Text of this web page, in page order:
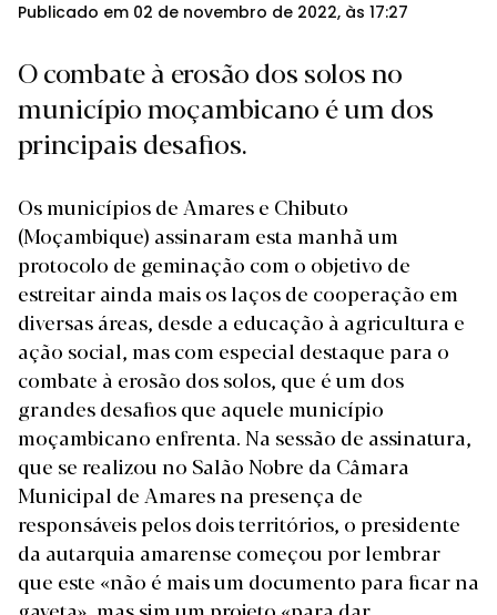
Publicado em 02 de novembro de 2022, às 17:27
O combate à erosão dos solos no
município moçambicano é um dos
principais desafios.
Os municípios de Amares e Chibuto
(Moçambique) assinaram esta manhã um
protocolo de geminação com o objetivo de
estreitar ainda mais os laços de cooperação em
diversas áreas, desde a educação à agricultura e
ação social, mas com especial destaque para o
combate à erosão dos solos, que é um dos
grandes desafios que aquele município
moçambicano enfrenta. Na sessão de assinatura,
que se realizou no Salão Nobre da Câmara
Municipal de Amares na presença de
responsáveis pelos dois territórios, o presidente
da autarquia amarense começou por lembrar
que este «não é mais um documento para ficar na